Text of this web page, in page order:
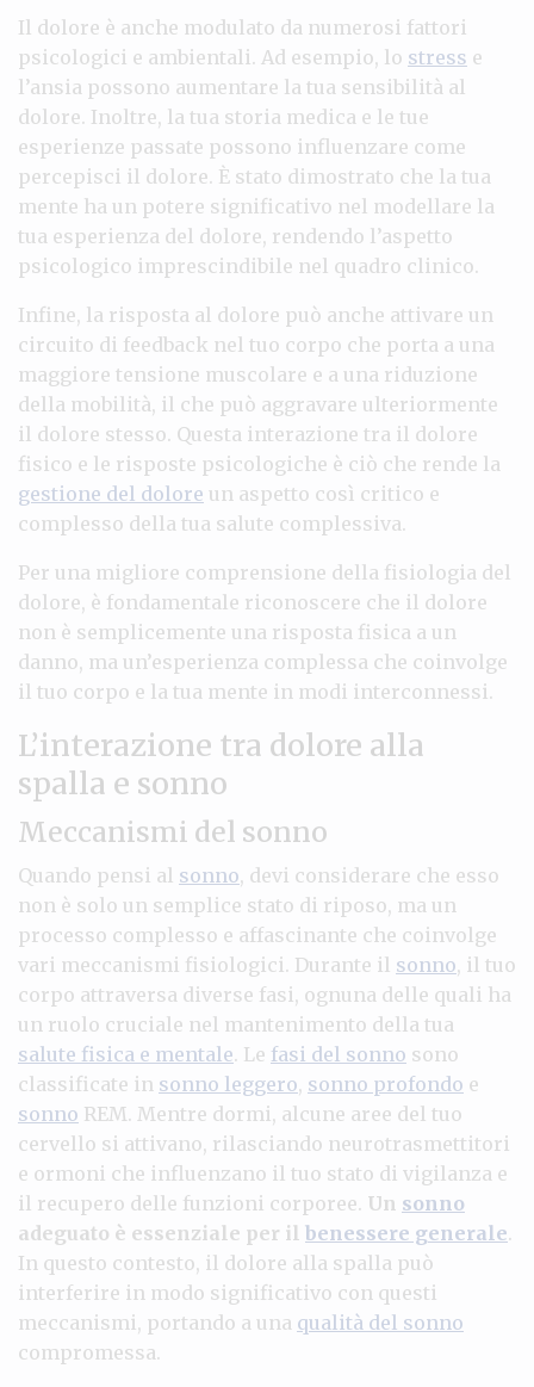
Il dolore è anche modulato da numerosi fattori
psicologici e ambientali. Ad esempio, lo stress e
l’ansia possono aumentare la tua sensibilità al
dolore. Inoltre, la tua storia medica e le tue
esperienze passate possono influenzare come
percepisci il dolore. È stato dimostrato che la tua
mente ha un potere significativo nel modellare la
tua esperienza del dolore, rendendo l’aspetto
psicologico imprescindibile nel quadro clinico.
Infine, la risposta al dolore può anche attivare un
circuito di feedback nel tuo corpo che porta a una
maggiore tensione muscolare e a una riduzione
della mobilità, il che può aggravare ulteriormente
il dolore stesso. Questa interazione tra il dolore
fisico e le risposte psicologiche è ciò che rende la
gestione del dolore un aspetto così critico e
complesso della tua salute complessiva.
Per una migliore comprensione della fisiologia del
dolore, è fondamentale riconoscere che il dolore
non è semplicemente una risposta fisica a un
danno, ma un’esperienza complessa che coinvolge
il tuo corpo e la tua mente in modi interconnessi.
L’interazione tra dolore alla
spalla e sonno
Meccanismi del sonno
Quando pensi al sonno, devi considerare che esso
non è solo un semplice stato di riposo, ma un
processo complesso e affascinante che coinvolge
vari meccanismi fisiologici. Durante il sonno, il tuo
corpo attraversa diverse fasi, ognuna delle quali ha
un ruolo cruciale nel mantenimento della tua
salute fisica e mentale. Le fasi del sonno sono
classificate in sonno leggero, sonno profondo e
sonno REM. Mentre dormi, alcune aree del tuo
cervello si attivano, rilasciando neurotrasmettitori
e ormoni che influenzano il tuo stato di vigilanza e
il recupero delle funzioni corporee. Un sonno
adeguato è essenziale per il benessere generale.
In questo contesto, il dolore alla spalla può
interferire in modo significativo con questi
meccanismi, portando a una qualità del sonno
compromessa.